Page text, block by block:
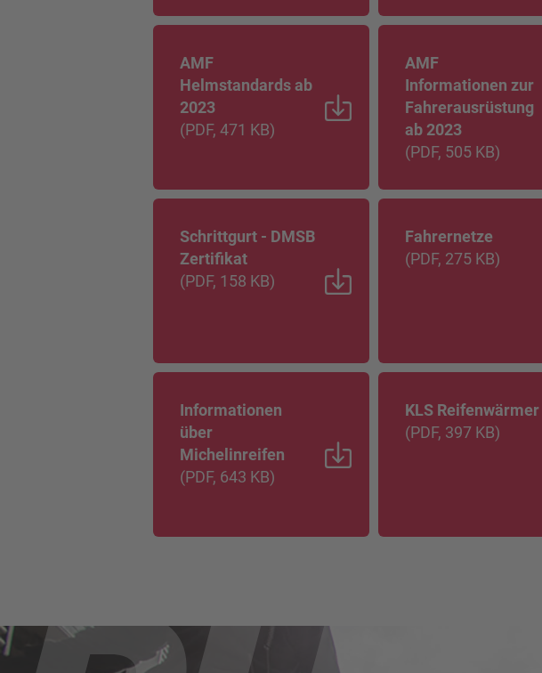
AMF
Helmstandards ab
2023
(PDF, 471 KB)
AMF
Informationen zur
Fahrerausrüstung
ab 2023
(PDF, 505 KB)
Schrittgurt - DMSB
Zertifikat
(PDF, 158 KB)
Fahrernetze
(PDF, 275 KB)
Informationen
über
Michelinreifen
(PDF, 643 KB)
KLS Reifenwärmer
(PDF, 397 KB)